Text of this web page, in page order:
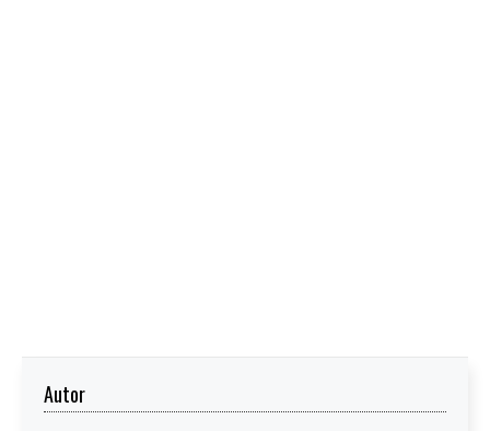
Autor